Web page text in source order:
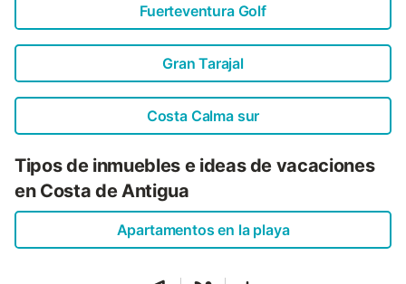
Fuerteventura Golf
Gran Tarajal
Costa Calma sur
Tipos de inmuebles e ideas de vacaciones
en Costa de Antigua
Apartamentos en la playa